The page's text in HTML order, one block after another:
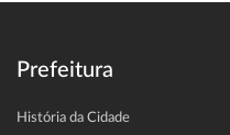
Prefeitura
História da Cidade